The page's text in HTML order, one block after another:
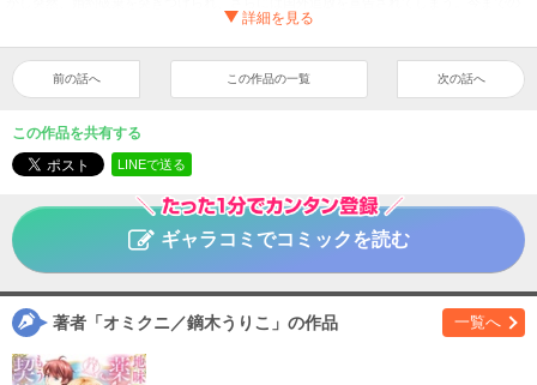
ひどい扱いに我慢の限界を迎えたマーガレッタは家族と王太子を見限り、10年前に彼ら
してほしいと言われても、絶対にお断りです！」チート級薬師令嬢の痛快逆転ストーリ
ー、待望のコミカライズ！
話
作者 オミクニ／鏑木うりこ
ジャンル 女性／ファンタジー・SF
出版社 アルファポリス
前の話へ この作品の一覧 次の話へ
この作品を共有する
LINEで送る
ギャラコミでコミックを読む
著者「オミクニ／鏑木うりこ」の作品 一覧へ